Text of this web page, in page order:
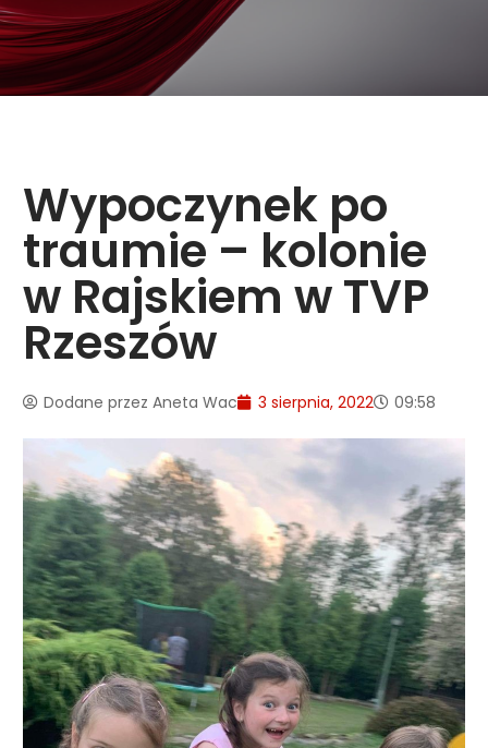
Wypoczynek po
traumie – kolonie
w Rajskiem w TVP
Rzeszów
Dodane przez Aneta Wac 3 sierpnia, 2022 09:58